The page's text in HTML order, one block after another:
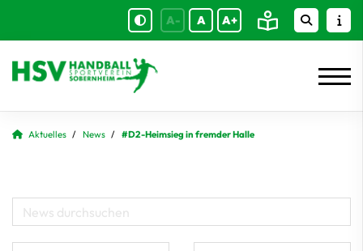
A- A A+
Aktuelles News #D2-Heimsieg in fremder Halle